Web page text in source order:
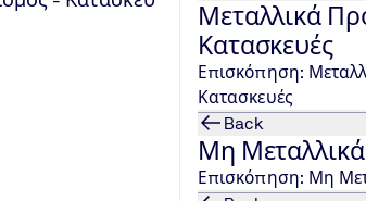
Μεταλλικά
Κατασκευές
Επισκόπηση:
Κατασκευές
Back
Μη
Επισκόπηση: Μη
δημιουργία της MDI (Medical Device